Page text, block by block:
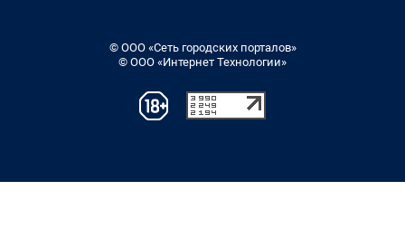
© ООО «Сеть городских порталов»
© ООО «Интернет Технологии»